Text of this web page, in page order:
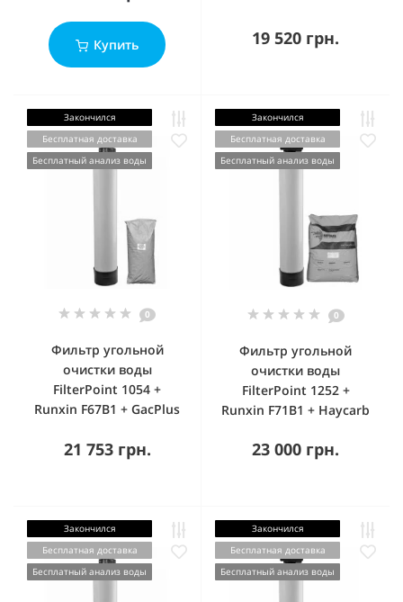
Купить 19 520 грн.
Закончился
Бесплатная доставка
Бесплатный анализ воды
0
Фильтр угольной
очистки воды
FilterPoint 1054 +
Runxin F67B1 + GacPlus
21 753 грн.
Закончился
Бесплатная доставка
Бесплатный анализ воды
0
Фильтр угольной
очистки воды
FilterPoint 1252 +
Runxin F71B1 + Haycarb
23 000 грн.
Закончился
Бесплатная доставка
Бесплатный анализ воды
Закончился
Бесплатная доставка
Бесплатный анализ воды